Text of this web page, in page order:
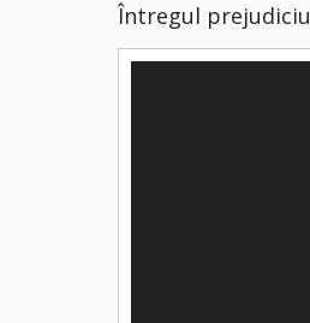
Întregul